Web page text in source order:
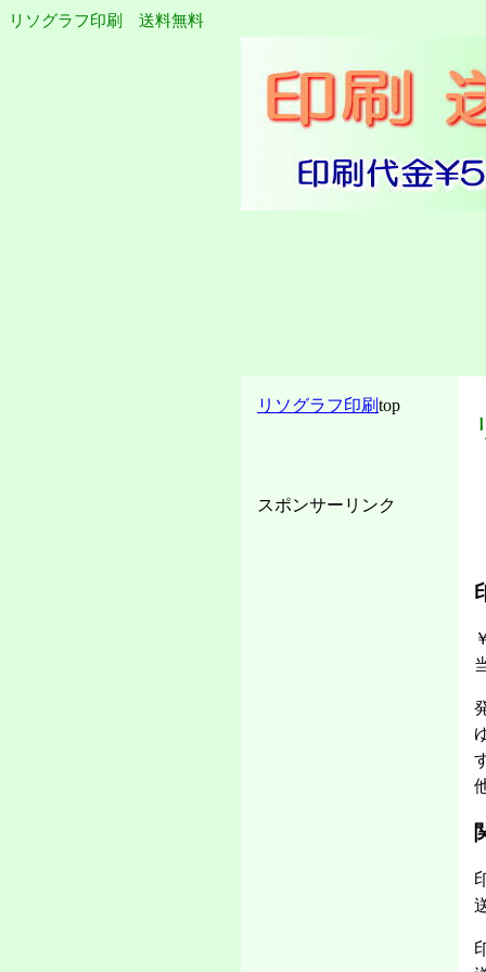
リソグラフ印刷 送料無料
リソグラフ印刷top
スポンサーリンク